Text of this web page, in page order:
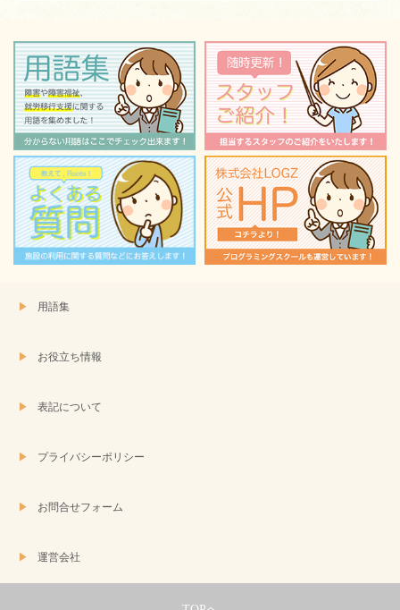
ウ
ィ
ン
ド
ウ
で
開
き
ま
す)
て
く
だ
さ
い
(新
し
い
ウ
ィ
ン
ド
ウ
で
開
き
ま
す)
用語集
お役立ち情報
表記について
プライバシーポリシー
お問合せフォーム
運営会社